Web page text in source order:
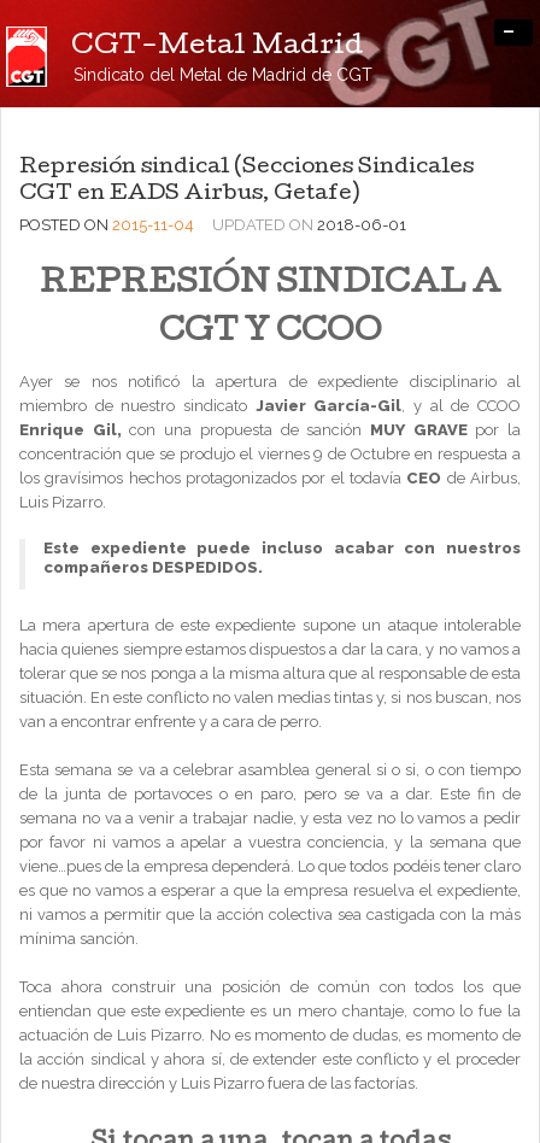
CGT-Metal Madrid
Sindicato del Metal de Madrid de CGT
-
Represión sindical (Secciones Sindicales
CGT en EADS Airbus, Getafe)
POSTED ON 2015-11-04 UPDATED ON 2018-06-01
REPRESIÓN SINDICAL A
CGT Y CCOO
Ayer se nos notificó la apertura de expediente disciplinario al
miembro de nuestro sindicato Javier García-Gil, y al de CCOO
Enrique Gil, con una propuesta de sanción MUY GRAVEpor la
concentración que se produjo el viernes 9 de Octubre en respuesta a
los gravísimos hechos protagonizados por el todavía CEO de Airbus,
Luis Pizarro.
Este expediente puede incluso acabar con nuestros
compañeros DESPEDIDOS.
La mera apertura de este expediente supone un ataque intolerable
hacia quienes siempre estamos dispuestos a dar la cara, y no vamos a
tolerar que se nos ponga a la misma altura que al responsable de esta
situación. En este conflicto no valen medias tintas y, si nos buscan, nos
van a encontrar enfrente y a cara de perro.
Esta semana se va a celebrar asamblea general si o si, o con tiempo
de la junta de portavoces o en paro, pero se va a dar. Este fin de
semana no va a venir a trabajar nadie, y esta vez no lo vamos a pedir
por favor ni vamos a apelar a vuestra conciencia, y la semana que
viene…pues de la empresa dependerá. Lo que todos podéis tener claro
es que no vamos a esperar a que la empresa resuelva el expediente,
ni vamos a permitir que la acción colectiva sea castigada con la más
mínima sanción.
Toca ahora construir una posición de común con todos los que
entiendan que este expediente es un mero chantaje, como lo fue la
actuación de Luis Pizarro. No es momento de dudas, es momento de
la acción sindical y ahora sí, de extender este conflicto y el proceder
de nuestra dirección y Luis Pizarro fuera de las factorías.